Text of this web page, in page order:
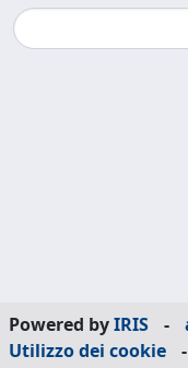
Powered byIRIS -
Utilizzo dei cookie
-